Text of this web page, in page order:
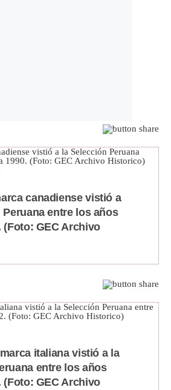
canadiense vistió a
Peruana entre los años
(Foto: GEC Archivo
italiana vistió a la
entre los años
(Foto: GEC Archivo